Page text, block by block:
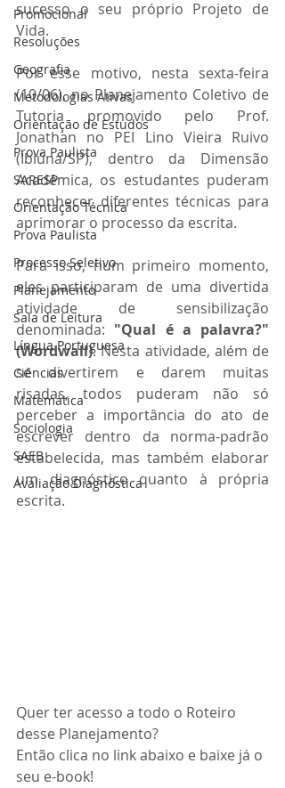
Promocional
Resoluções
Geografia
Metodologias Ativas
Orientação de Estudos
Prova Paulista
SARESP
Orientação Técnica
Prova Paulista
Processo Seletivo
Planejamento
Sala de Leitura
Língua Portuguesa
Ciências
Matemática
Sociologia
SAEB
Avaliação Diagnóstica
sucesso o seu próprio Projeto de
Vida.
Por esse motivo, nesta sexta-feira
(10/06), no Planejamento Coletivo de
Tutoria promovido pelo Prof.
Jonathan no PEI Lino Vieira Ruivo
(Ibiúna/SP), dentro da Dimensão
Acadêmica, os estudantes puderam
reconhecer diferentes técnicas para
aprimorar o processo da escrita.
Para isso, num primeiro momento,
eles participaram de uma divertida
atividade de sensibilização
denominada: "Qual é a palavra?"
(Wordwall). Nesta atividade, além de
se divertirem e darem muitas
risadas, todos puderam não só
perceber a importância do ato de
escrever dentro da norma-padrão
estabelecida, mas também elaborar
um diagnóstico quanto à própria
escrita.
Quer ter acesso a todo o Roteiro
desse Planejamento?
Então clica no link abaixo e baixe já o
seu e-book!